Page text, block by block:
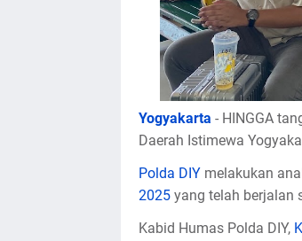
Yogyakarta - HINGGA
Daerah Istimewa
Polda DIYmelakukan
2025yang telah berjalan
Kabid Humas Polda DIY,